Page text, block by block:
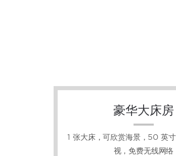
豪华大床房
1 张大床，可欣赏海景，50 英
视，免费无线网络